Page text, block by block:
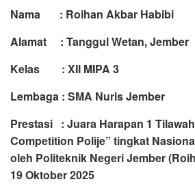
Nama : Roihan Akbar Habibi
Alamat : Tanggul Wetan, Jember
Kelas : XII MIPA 3
Lembaga : SMA Nuris Jember
Prestasi : Juara Harapan 1
Competition Polije” tingkat
oleh Politeknik Negeri Jember
19 Oktober 2025